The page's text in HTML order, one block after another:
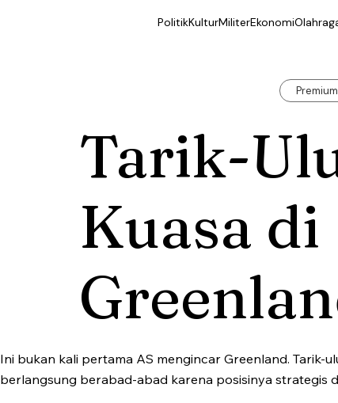
PolitikKulturMiliterEkonomi
Premium
Tarik-
Kuasa di
Ini bukan kali pertama AS mengincar Greenland. Tarik-
berlangsung berabad-abad karena posisinya strategis